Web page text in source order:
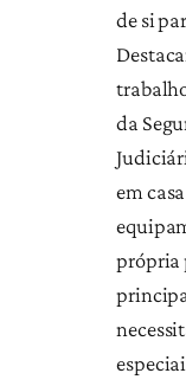
de si
da
em
própria